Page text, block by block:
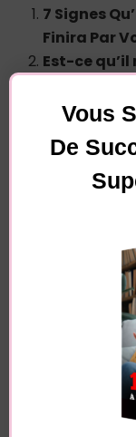
7 Signes
Finira Par
Est-ce qu’il
plaît ?
Pour
conseils
qui
femmes",
Vous
De